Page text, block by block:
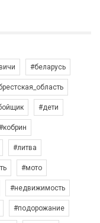
#беларусь
#дети
#литва
#мото
#недвижимость
#подорожание